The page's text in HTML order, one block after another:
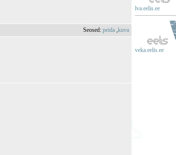
lva.eelis.ee
veka.eelis.ee
Seosed:peida ,kuva